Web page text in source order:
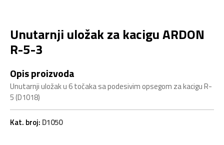
Unutarnji uložak za kacigu ARDON
R-5-3
Opis proizvoda
Unutarnji uložak u 6 točaka sa podesivim opsegom za kacigu R-
5 (D1018)
Kat. broj: D1050